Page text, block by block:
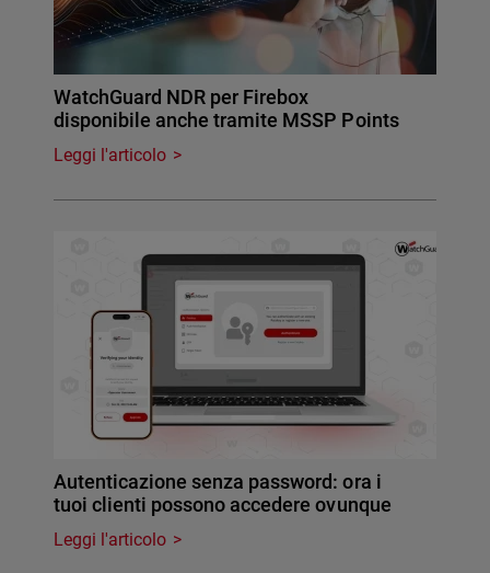
WatchGuard NDR per Firebox
disponibile anche tramite MSSP Points
Leggi l'articolo
Autenticazione senza password: ora i
tuoi clienti possono accedere ovunque
Leggi l'articolo